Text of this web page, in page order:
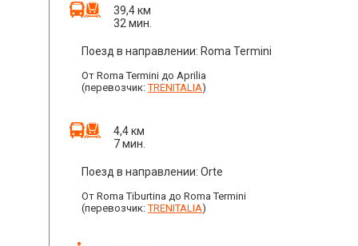
39,4 км
32 мин.
Поезд в направлении: Roma Termini
От Roma Termini до Aprilia
(перевозчик:TRENITALIA)
4,4 км
7 мин.
Поезд в направлении: Orte
От Roma Tiburtina до Roma Termini
(перевозчик:TRENITALIA)